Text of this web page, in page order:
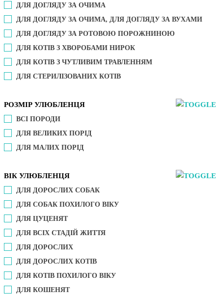
ДЛЯ ДОГЛЯДУ ЗА ОЧИМА
ДЛЯ ДОГЛЯДУ ЗА ОЧИМА, ДЛЯ ДОГЛЯДУ ЗА ВУХАМИ
ДЛЯ ДОГЛЯДУ ЗА РОТОВОЮ ПОРОЖНИНОЮ
ДЛЯ КОТІВ З ХВОРОБАМИ НИРОК
ДЛЯ КОТІВ З ЧУТЛИВИМ ТРАВЛЕННЯМ
ДЛЯ СТЕРИЛІЗОВАНИХ КОТІВ
РОЗМІР УЛЮБЛЕНЦЯ
ВСІ ПОРОДИ
ДЛЯ ВЕЛИКИХ ПОРІД
ДЛЯ МАЛИХ ПОРІД
ВІК УЛЮБЛЕНЦЯ
ДЛЯ ДОРОСЛИХ СОБАК
ДЛЯ СОБАК ПОХИЛОГО ВІКУ
ДЛЯ ЦУЦЕНЯТ
ДЛЯ ВСІХ СТАДІЙ ЖИТТЯ
ДЛЯ ДОРОСЛИХ
ДЛЯ ДОРОСЛИХ КОТІВ
ДЛЯ КОТІВ ПОХИЛОГО ВІКУ
ДЛЯ КОШЕНЯТ